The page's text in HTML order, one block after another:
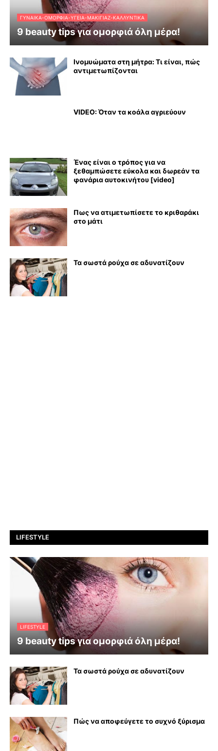
ΓΥΝΑΊΚΑ-ΟΜΟΡΦΙΆ-ΥΓΕΊΑ-ΜΑΚΙΓΙΆΖ-ΚΑΛΛΥΝΤΙΚΆ
9 beauty tips για ομορφιά όλη μέρα!
Ινομυώματα στη μήτρα: Τι είναι, πώς
αντιμετωπίζονται
VIDEO: Όταν τα κοάλα αγριεύουν
Ένας είναι ο τρόπος για να
ξεθαμπώσετε εύκολα και δωρεάν τα
φανάρια αυτοκινήτου [video]
Πως να ατιμετωπίσετε το κριθαράκι
στο μάτι
Τα σωστά ρούχα σε αδυνατίζουν
LIFESTYLE
LIFESTYLE
9 beauty tips για ομορφιά όλη μέρα!
Τα σωστά ρούχα σε αδυνατίζουν
Πώς να αποφεύγετε το συχνό ξύρισμα